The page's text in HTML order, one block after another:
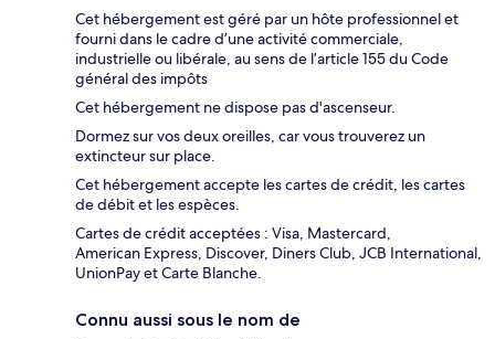
Cet hébergement est géré par un hôte professionnel et
fourni dans le cadre d’une activité commerciale,
industrielle ou libérale, au sens de l’article 155 du Code
général des impôts
Cet hébergement ne dispose pas d'ascenseur.
Dormez sur vos deux oreilles, car vous trouverez un
extincteur sur place.
Cet hébergement accepte les cartes de crédit, les cartes
de débit et les espèces.
Cartes de crédit acceptées : Visa, Mastercard,
American Express, Discover, Diners Club, JCB International,
UnionPay et Carte Blanche.
Connu aussi sous le nom de